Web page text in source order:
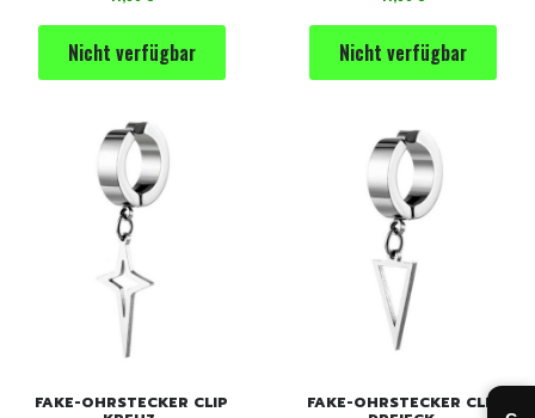
Nicht verfügbar Nicht verfügbar
FAKE-OHRSTECKER CLIP FAKE-OHRSTECKER CLIP